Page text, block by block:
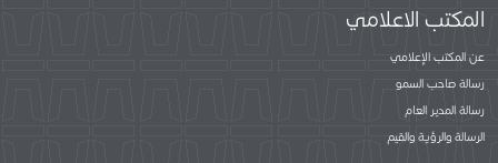
المكتب الاعلامي
عن المكتب الإعلامي
رسالة صاحب السمو
رسالة المدير العام
الرسالة والرؤية والقيم